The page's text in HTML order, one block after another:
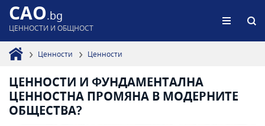
CAO.bg
ЦЕННОСТИ И ОБЩНОСТ
Ценности Ценности
ЦЕННОСТИ И ФУНДАМЕНТАЛНА
ЦЕННОСТНА ПРОМЯНА В МОДЕРНИТЕ
ОБЩЕСТВА?